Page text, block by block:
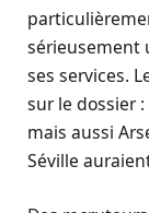
sérieusement
ses services.
sur le dossier
mais aussi
Séville